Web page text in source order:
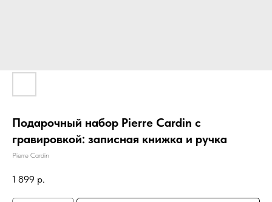
Подарочный набор Pierre Cardin с
гравировкой: записная книжка и ручка
Pierre Cardin
1 899 р.